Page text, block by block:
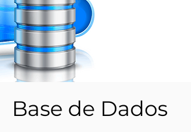
Base de Dados